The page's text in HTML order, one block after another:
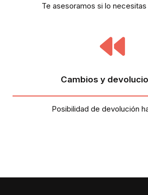
Te asesoramos si lo necesitas
Cambios y
Posibilidad de devolución